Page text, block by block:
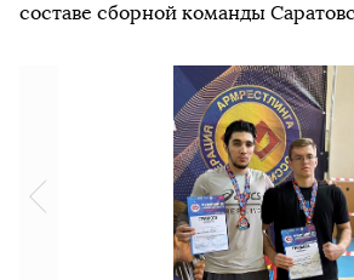
составе сборной команды